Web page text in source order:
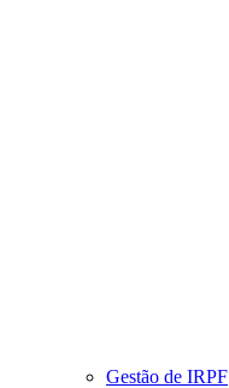
Gestão de IRPF